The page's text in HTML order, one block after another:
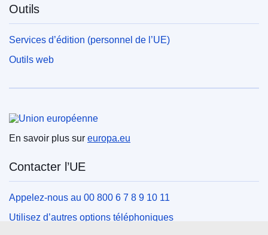
Outils
Services d’édition (personnel de l’UE)
Outils web
En savoir plus sur europa.eu
Contacter l’UE
Appelez-nous au 00 800 6 7 8 9 10 11
Utilisez d’autres options téléphoniques